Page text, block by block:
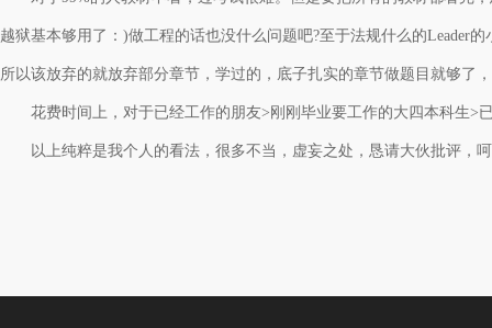
越狱基本够用了：)做工程的话也没什么问题吧?至于法规什么的
所以该放弃的就放弃部分章节，学过的，底子扎实的章节做题目就够了
花费时间上，对于已经工作的朋友>刚刚毕业要工作的大四本科生>
以上纯粹是我个人的看法，很多不当，虚妄之处，恳请大伙批评，